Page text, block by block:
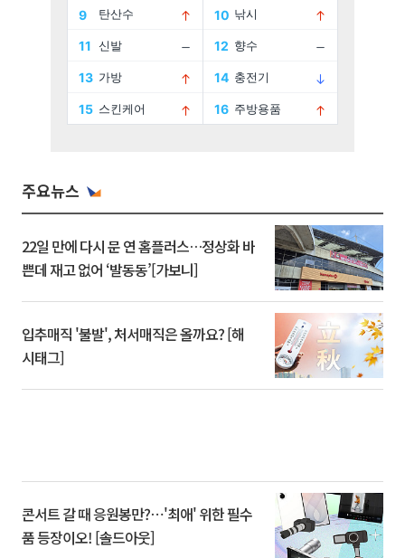
주요뉴스
22일 만에 다시 문 연 홈플러스…정상화 바
쁜데 재고 없어 ‘발동동’[가보니]
입추매직 '불발', 처서매직은 올까요? [해
시태그]
콘서트 갈 때 응원봉만?⋯'최애' 위한 필수
품 등장이오! [솔드아웃]